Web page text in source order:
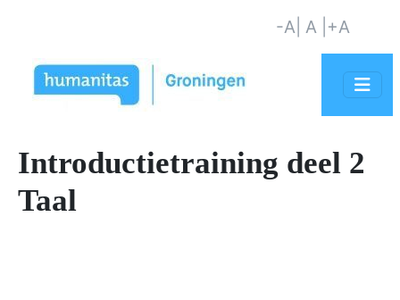
-A | A | +A
Introductietraining deel 2
Taal